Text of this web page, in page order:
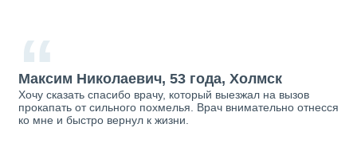
“
Максим Николаевич, 53 года, Холмск
Хочу сказать спасибо врачу, который выезжал на вызов
прокапать от сильного похмелья. Врач внимательно отнесся
ко мне и быстро вернул к жизни.